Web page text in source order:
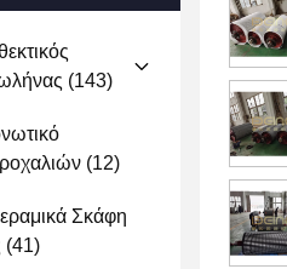
(143)
(12)
Σκάφη
(41)